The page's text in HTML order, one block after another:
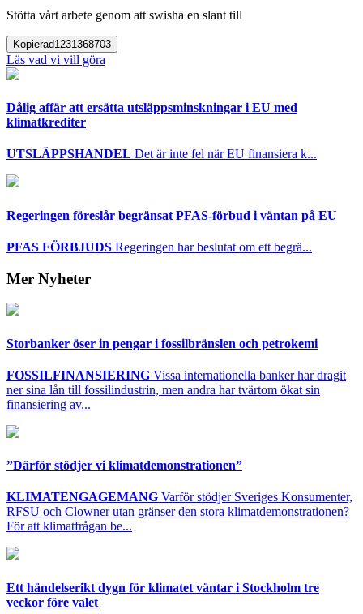
Stötta vårt arbete genom att swisha en slant till
Kopierad1231368703
Läs vad vi vill göra
Dålig affär att ersätta utsläppsminskningar i EU med
klimatkrediter
UTSLÄPPSHANDEL Det är inte fel när EU finansiera k...
Regeringen föreslår begränsat PFAS-förbud i väntan på EU
PFAS FÖRBJUDS Regeringen har beslutat om ett begrä...
Mer Nyheter
Storbanker öser in pengar i fossilbränslen och petrokemi
FOSSILFINANSIERING Vissa internationella banker har dragit
ner sina lån till fossilindustrin, men andra har tvärtom ökat sin
finansiering av...
”Därför stödjer vi klimatdemonstrationen”
KLIMATENGAGEMANG Varför stödjer Sveriges Konsumenter,
RFSU och Clowner utan gränser den stora klimatdemonstrationen?
För att klimatfrågan be...
Ett händelserikt dygn för klimatet väntar i Stockholm tre
veckor före valet